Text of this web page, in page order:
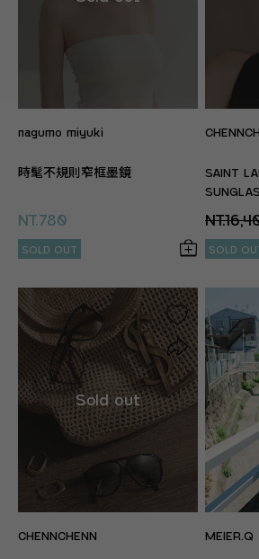
nagumo miyuki
時髦不規則窄框墨鏡
NT.780
SOLD OUT
SAINT
SOLD
CHENNCHENN MEIER.Q